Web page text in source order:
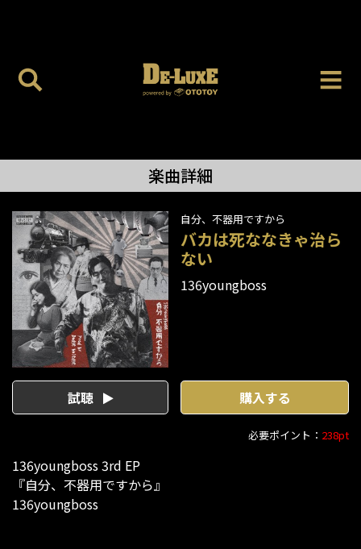
楽曲詳細
自分、不器用ですから
バカは死ななきゃ治ら
ない
136youngboss
試聴 購入する
必要ポイント： 238pt
136youngboss 3rd EP
『自分、不器用ですから』
136youngboss